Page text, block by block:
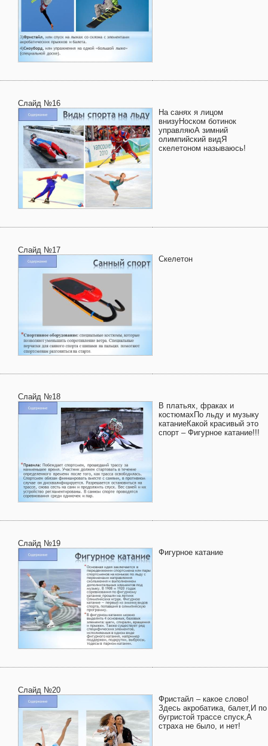
Слайд №16
На санях я лицом
внизуНоском ботинок
управляюА зимний
олимпийский видЯ
скелетоном называюсь!
Слайд №17
Скелетон
Слайд №18
В платьях, фраках и
костюмахПо льду и музыку
катаниеКакой красивый это
спорт – Фигурное катание!!!
Слайд №19
Фигурное катание
Слайд №20
Фристайл – какое слово!
Здесь акробатика, балет,И по
бугристой трассе спуск,А
страха не было, и нет!